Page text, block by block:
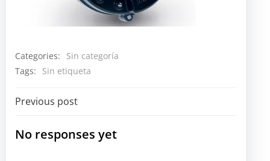
Categories:
Sin categoría
Tags:
Sin etiqueta
Navegación
por
Previous post
No responses yet